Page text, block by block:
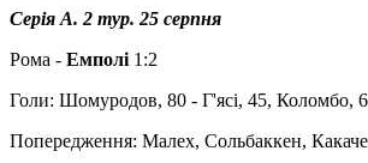
Серія А. 2 тур. 25 серпня
Рома - Емполі 1:2
Голи: Шомуродов, 80 - Г'ясі, 45, Коломбо,
Попередження: Малех, Сольбаккен,